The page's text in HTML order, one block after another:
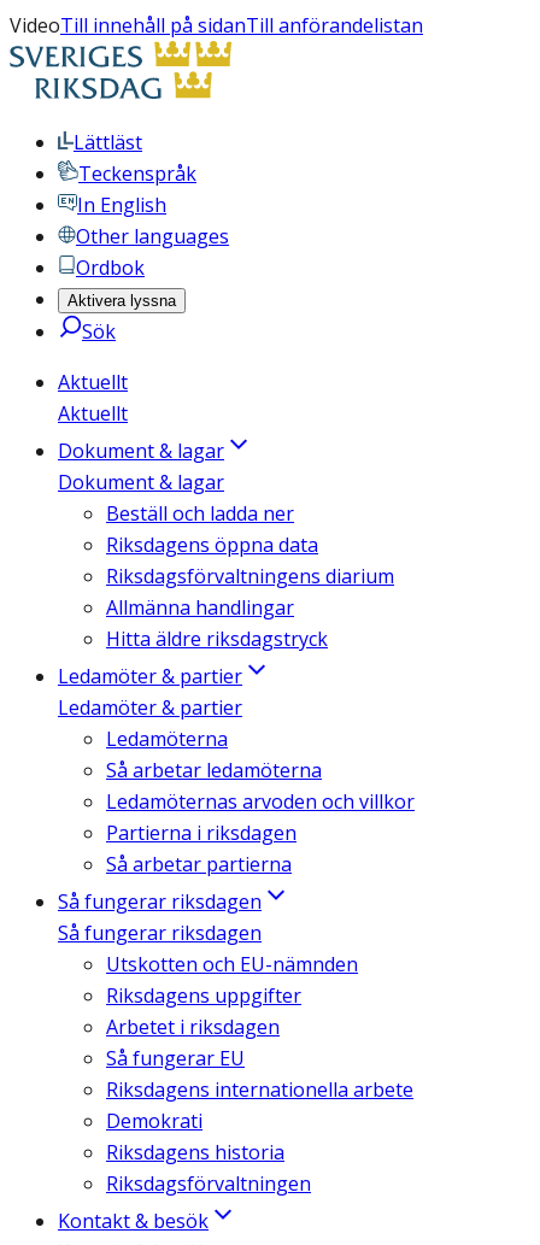
VideoTill innehåll på sidanTill anförandelistan
Lättläst
Teckenspråk
In English
Other languages
Ordbok
Aktivera lyssna
Sök
Aktuellt
Aktuellt
Dokument & lagar
Dokument & lagar
Beställ och ladda ner
Riksdagens öppna data
Riksdagsförvaltningens diarium
Allmänna handlingar
Hitta äldre riksdagstryck
Ledamöter & partier
Ledamöter & partier
Ledamöterna
Så arbetar ledamöterna
Ledamöternas arvoden och villkor
Partierna i riksdagen
Så arbetar partierna
Så fungerar riksdagen
Så fungerar riksdagen
Utskotten och EU-nämnden
Riksdagens uppgifter
Arbetet i riksdagen
Så fungerar EU
Riksdagens internationella arbete
Demokrati
Riksdagens historia
Riksdagsförvaltningen
Kontakt & besök